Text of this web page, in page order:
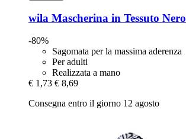
wila Mascherina in Tessuto Nero
-80%
Sagomata per la massima aderenza
Per adulti
Realizzata a mano
€ 1,73 € 8,69
Consegna entro il giorno 12 agosto